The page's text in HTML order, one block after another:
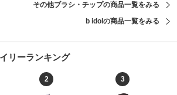
その他ブラシ・チップの商品一覧をみる
b idolの商品一覧をみる
リーランキング
2 3